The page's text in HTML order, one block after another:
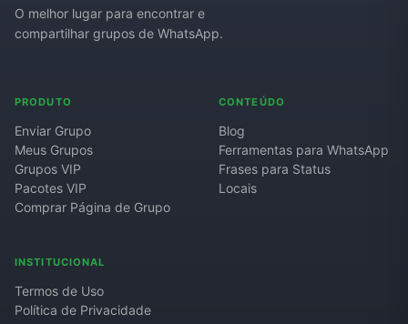
O melhor lugar para encontrar e
compartilhar grupos de WhatsApp.
PRODUTO
Enviar Grupo
Meus Grupos
Grupos VIP
Pacotes VIP
Comprar Página de Grupo
CONTEÚDO
Blog
Ferramentas para WhatsApp
Frases para Status
Locais
INSTITUCIONAL
Termos de Uso
Política de Privacidade